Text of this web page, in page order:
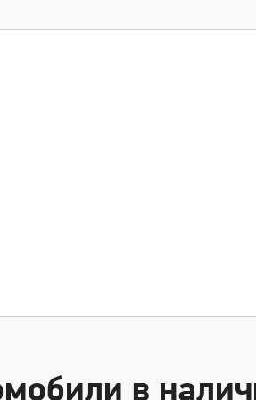
в